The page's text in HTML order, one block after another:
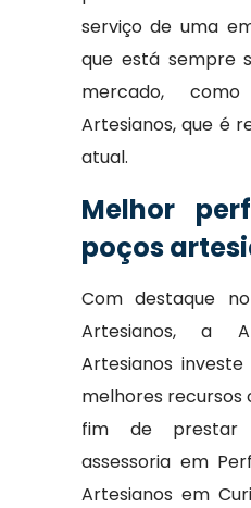
serviço de uma
que está sempre
mercado,
Artesianos, que é
atual.
Melhor
poços
Com destaque
Artesianos, a
Artesianos
melhores recursos
fim de prestar
assessoria em
Artesianos em